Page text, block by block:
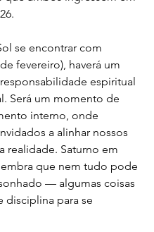
se encontrar com
fevereiro), haverá um
espiritual
Será um momento de
interno, onde
a alinhar nossos
realidade. Saturno em
que nem tudo pode
— algumas coisas
disciplina para se